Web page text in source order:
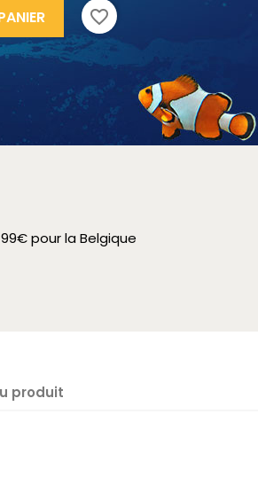
favorite_border
pour la Belgique
produit